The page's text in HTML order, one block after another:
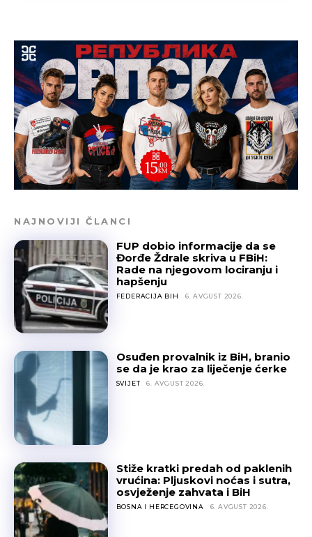
NAJNOVIJI ČLANCI
FUP dobio informacije da se
Đorđe Ždrale skriva u FBiH:
Rade na njegovom lociranju i
hapšenju
FEDERACIJA BIH 6. AVGUST 2026.
Osuđen provalnik iz BiH, branio
se da je krao za liječenje ćerke
SVIJET 6. AVGUST 2026.
Stiže kratki predah od paklenih
vrućina: Pljuskovi noćas i sutra,
osvježenje zahvata i BiH
BOSNA I HERCEGOVINA 6. AVGUST 2026.